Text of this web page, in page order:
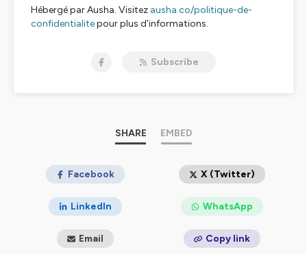
Hébergé par Ausha. Visitez ausha.co/politique-de-
confidentialitepour plus d'informations.
Subscribe
SHARE EMBED
Facebook X (Twitter)
LinkedIn WhatsApp
Email Copy link